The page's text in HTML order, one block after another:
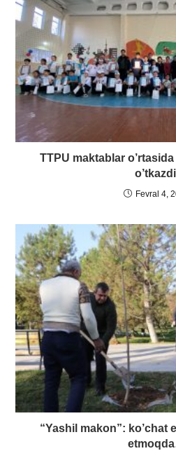
TTPU maktablar
Fevral 4,
“Yashil makon”: ko’chat